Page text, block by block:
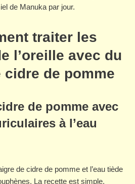
de Manuka par jour.
traiter les
l’oreille avec du
de pomme
de pomme avec
à l’eau
de cidre de pomme et l’eau tiède
La recette est simple.